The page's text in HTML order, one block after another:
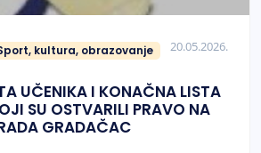
kultura, obrazovanje 20.05.2026.
UČENIKA I KONAČNA LISTA
SU OSTVARILI PRAVO NA
GRADAČAC